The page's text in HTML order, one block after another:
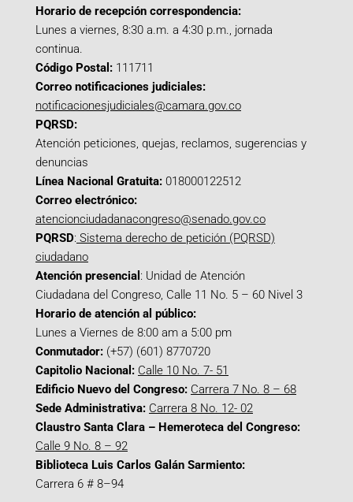
Horario de recepción correspondencia:
Lunes a viernes, 8:30 a.m. a 4:30 p.m., jornada
continua.
Código Postal: 111711
Correo notificaciones judiciales:
notificacionesjudiciales@camara.gov.co
PQRSD:
Atención peticiones, quejas, reclamos, sugerencias y
denuncias
Línea Nacional Gratuita: 018000122512
Correo electrónico:
atencionciudadanacongreso@senado.gov.co
PQRSD: Sistema derecho de petición (PQRSD)
ciudadano
Atención presencial : Unidad de Atención
Ciudadana del Congreso, Calle 11 No. 5 – 60 Nivel 3
Horario de atención al público:
Lunes a Viernes de 8:00 am a 5:00 pm
Conmutador: (+57) (601) 8770720
Capitolio Nacional: Calle 10 No. 7- 51
Edificio Nuevo del Congreso: Carrera 7 No. 8 – 68
Sede Administrativa: Carrera 8 No. 12- 02
Claustro Santa Clara – Hemeroteca del Congreso:
Calle 9 No. 8 – 92
Biblioteca Luis Carlos Galán Sarmiento:
Carrera 6 # 8–94